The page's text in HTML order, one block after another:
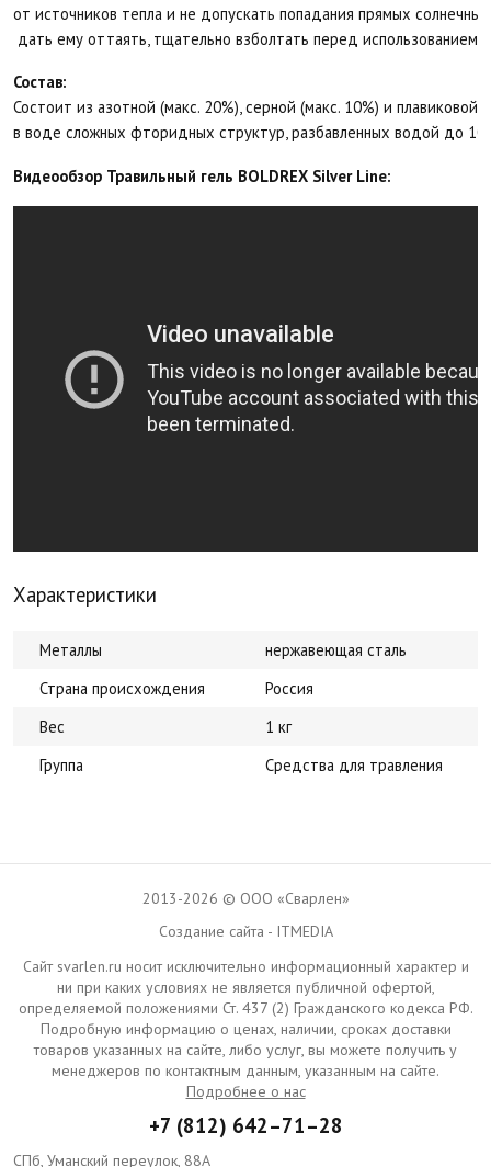
от источников тепла и не допускать попадания прямых
дать ему оттаять, тщательно взболтать перед использованием.
Состав:
Состоит из азотной (макс. 20%), серной (макс. 10%) и плавиковой
в воде сложных фторидных структур, разбавленных водой до
Видеообзор Травильный гель BOLDREX Silver Line:
Характеристики
Металлы
нержавеющая сталь
Страна происхождения
Россия
Вес
1 кг
Группа
Средства для травления
2013-2026 © ООО «Сварлен»
Создание сайта - ITMEDIA
Сайт svarlen.ru носит исключительно информационный характер и
ни при каких условиях не является публичной офертой,
определяемой положениями Ст. 437 (2) Гражданского кодекса РФ.
Подробную информацию о ценах, наличии, сроках доставки
товаров указанных на сайте, либо услуг, вы можете получить у
менеджеров по контактным данным, указанным на сайте.
Подробнее о нас
+7 (812) 642–71–28
СПб, Уманский переулок, 88А